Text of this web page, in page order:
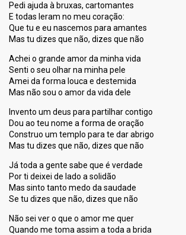
Pedi ajuda à bruxas, cartomantes
E todas leram no meu coração:
Que tu e eu nascemos para amantes
Mas tu dizes que não, dizes que não
Achei o grande amor da minha vida
Senti o seu olhar na minha pele
Amei da forma louca e destemida
Mas não sou o amor da vida dele
Invento um deus para partilhar contigo
Dou ao teu nome a forma de oração
Construo um templo para te dar abrigo
Mas tu dizes que não, dizes que não
Já toda a gente sabe que é verdade
Por ti deixei de lado a solidão
Mas sinto tanto medo da saudade
Se tu dizes que não, dizes que não
Não sei ver o que o amor me quer
Quando me toma assim a toda a brida